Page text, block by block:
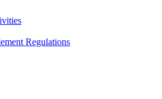
Regulations